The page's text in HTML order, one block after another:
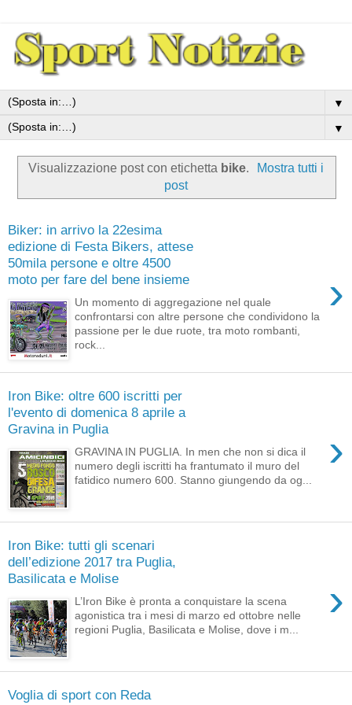
▼
▼
Visualizzazione post con etichetta bike.
Mostra tutti i
post
Biker: in arrivo la 22esima
edizione di Festa Bikers, attese
50mila persone e oltre 4500
moto per fare del bene insieme
›
Un momento di aggregazione nel quale
confrontarsi con altre persone che condividono la
passione per le due ruote, tra moto rombanti,
rock...
Iron Bike: oltre 600 iscritti per
l'evento di domenica 8 aprile a
Gravina in Puglia
›
GRAVINA IN PUGLIA. In men che non si dica il
numero degli iscritti ha frantumato il muro del
fatidico numero 600. Stanno giungendo da og...
Iron Bike: tutti gli scenari
dell’edizione 2017 tra Puglia,
Basilicata e Molise
›
L’Iron Bike è pronta a conquistare la scena
agonistica tra i mesi di marzo ed ottobre nelle
regioni Puglia, Basilicata e Molise, dove i m...
Voglia di sport con Reda